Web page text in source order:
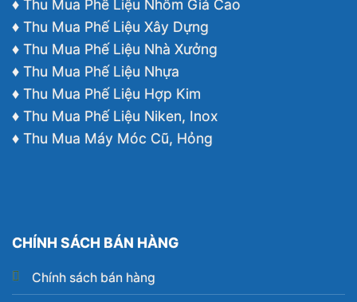
♦ Thu Mua Phế Liệu Nhôm Giá Cao
♦ Thu Mua Phế Liệu Xây Dựng
♦ Thu Mua Phế Liệu Nhà Xưởng
♦ Thu Mua Phế Liệu Nhựa
♦ Thu Mua Phế Liệu Hợp Kim
♦ Thu Mua Phế Liệu Niken, Inox
♦ Thu Mua Máy Móc Cũ, Hỏng
CHÍNH SÁCH BÁN HÀNG
Chính sách bán hàng